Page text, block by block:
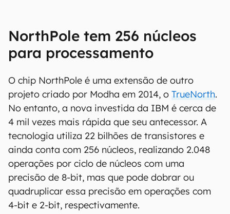
NorthPole tem 256 núcleos
para processamento
O chip NorthPole é uma extensão de outro
projeto criado por Modha em 2014, o TrueNorth.
No entanto, a nova investida da IBM é cerca de
4 mil vezes mais rápida que seu antecessor. A
tecnologia utiliza 22 bilhões de transistores e
ainda conta com 256 núcleos, realizando 2.048
operações por ciclo de núcleos com uma
precisão de 8-bit, mas que pode dobrar ou
quadruplicar essa precisão em operações com
4-bit e 2-bit, respectivamente.